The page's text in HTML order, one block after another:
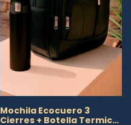
Mochila Ecocuero 3
Cierres + Botella Termica